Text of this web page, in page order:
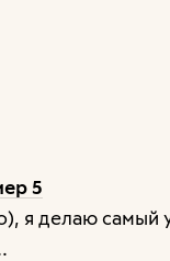
5
я делаю самый